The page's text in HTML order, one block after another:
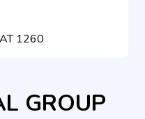
1260
GROUP